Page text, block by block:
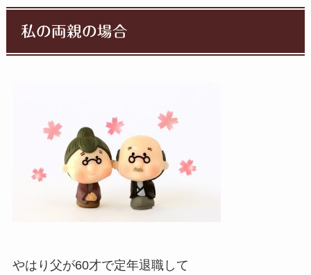
私の両親の場合
やはり父が60才で定年退職して